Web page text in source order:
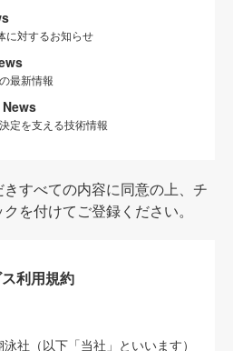
に対するお知らせ
最新情報
定を支える技術情報
すべての内容に同意の上、チ
を付けてご登録ください。
利用規約
社（以下「当社」といいます）